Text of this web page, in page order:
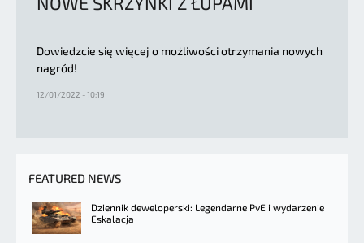
Dowiedzcie się więcej o możliwości otrzymania nowych
nagród!
12/01/2022 - 10:19
FEATURED NEWS
Dziennik deweloperski: Legendarne PvE i wydarzenie
Eskalacja